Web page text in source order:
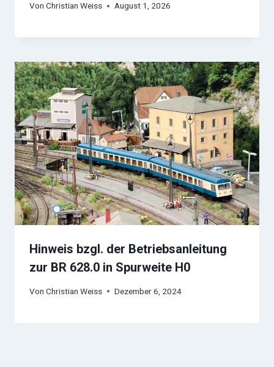
Von Christian Weiss August 1, 2026
Hinweis bzgl. der Betriebsanleitung
zur BR 628.0 in Spurweite H0
Von Christian Weiss Dezember 6, 2024